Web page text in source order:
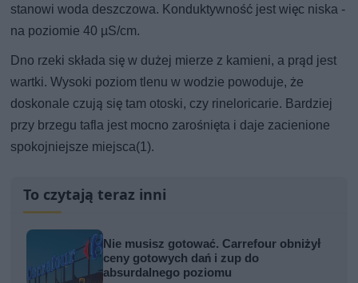
stanowi woda deszczowa. Konduktywność jest więc niska -
na poziomie 40 µS/cm.
Dno rzeki składa się w dużej mierze z kamieni, a prąd jest
wartki. Wysoki poziom tlenu w wodzie powoduje, że
doskonale czują się tam otoski, czy rineloricarie. Bardziej
przy brzegu tafla jest mocno zarośnięta i daje zacienione
spokojniejsze miejsca(1).
To czytają teraz inni
Nie musisz gotować. Carrefour obniżył
ceny gotowych dań i zup do
absurdalnego poziomu